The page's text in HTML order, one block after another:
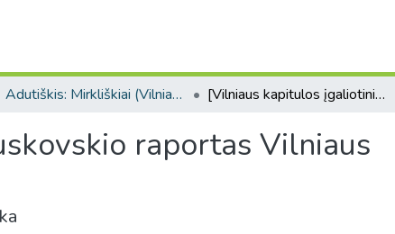
Adutiškis: Mirkliškiai (Vilniaus kapitulos fondas. F43. Bažnytinės valdos) [Vilniaus kapitulos įgaliotinio M. Truskovskio raportas Vilniaus kapitulai].
raportas Vilniaus